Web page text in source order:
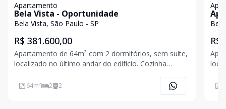
Apartamento
Bela Vista - Oportunidade
Bela Vista, São Paulo - SP
R$ 381.600,00
Apartamento de 64m² com 2 dormitórios, sem suíte,
localizado no último andar do edifício. Cozinha
ambiente amplo e iluminado. Conta com 2 banheiros,
sendo 1 social e 1 de serviço. Sem vaga de garagem.
64m² 2 2
R$